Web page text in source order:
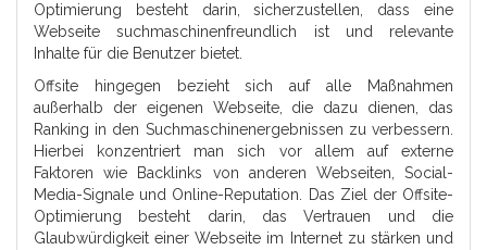
Optimierung besteht darin, sicherzustellen, dass eine
Webseite suchmaschinenfreundlich ist und relevante
Inhalte für die Benutzer bietet.
Offsite hingegen bezieht sich auf alle Maßnahmen
außerhalb der eigenen Webseite, die dazu dienen, das
Ranking in den Suchmaschinenergebnissen zu verbessern.
Hierbei konzentriert man sich vor allem auf externe
Faktoren wie Backlinks von anderen Webseiten, Social-
Media-Signale und Online-Reputation. Das Ziel der Offsite-
Optimierung besteht darin, das Vertrauen und die
Glaubwürdigkeit einer Webseite im Internet zu stärken und